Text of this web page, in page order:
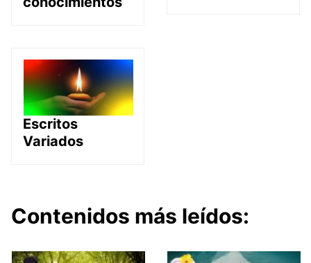
Escritos
Variados
Contenidos más leídos: